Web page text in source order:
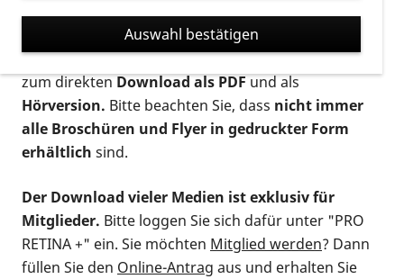
suchen. Die meisten Flyer und Broschüren werden in
verschiedenen Formaten angeboten: zur
postalischen Bestellung als gedruckte Variante
zum direktenDownload als PDFund als
Hörversion. Bitte beachten Sie, dass nicht immer
alle Broschüren und Flyer in gedruckter Form
erhältlich sind.
Der Download vieler Medien ist exklusiv für
Mitglieder. Bitte loggen Sie sich dafür unter "PRO
RETINA +" ein. Sie möchten Mitglied werden? Dann
füllen Sie den Online-Antrag aus und erhalten Sie
Auswahl bestätigen